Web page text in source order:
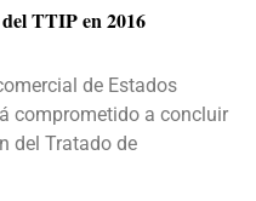
TTIP en 2016
de Estados
comprometido a concluir
del Tratado de